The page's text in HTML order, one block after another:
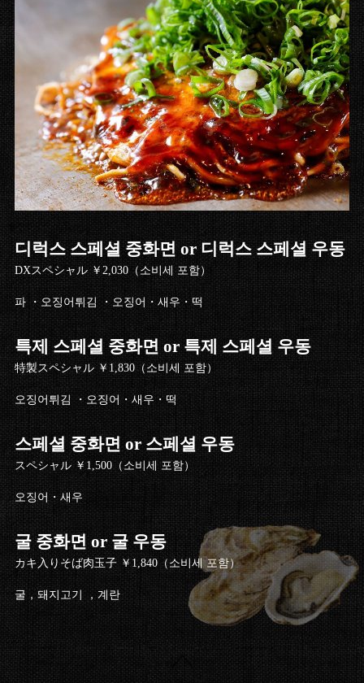
디럭스 스페셜 중화면 or 디럭스 스페셜 우동
DXスペシャル ￥2,030（소비세 포함）
파 ・오징어튀김 ・오징어・새우・떡
특제 스페셜 중화면 or 특제 스페셜 우동
特製スペシャル ￥1,830（소비세 포함）
오징어튀김 ・오징어・새우・떡
스페셜 중화면 or 스페셜 우동
スペシャル ￥1,500（소비세 포함）
오징어・새우
굴 중화면 or 굴 우동
カキ入りそば肉玉子 ￥1,840（소비세 포함）
굴，돼지고기 ，계란